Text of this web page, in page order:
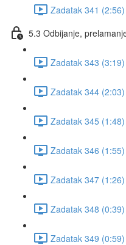
Zadatak 341 (2:56)
5.3 Odbijanje,
Zadatak 343 (3:19)
Zadatak 344 (2:03)
Zadatak 345 (1:48)
Zadatak 346 (1:55)
Zadatak 347 (1:26)
Zadatak 348 (0:39)
Zadatak 349 (0:59)